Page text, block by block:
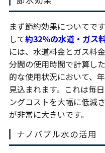
まず節約効果についてで
して約32％の水道・ガス
には、水道料金とガス料
分間の使用時間で計算し
的な使用状況において、
見込まれます。これは毎
ングコストを大幅に低減
が非常に大きいです。
ナノバブル水の活用